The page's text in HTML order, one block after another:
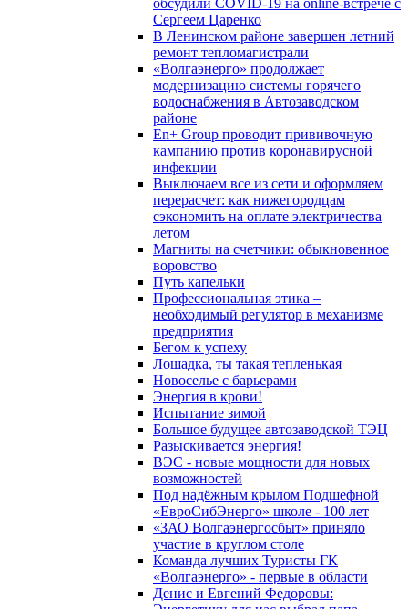
обсудили COVID-19 на online-встрече с
Сергеем Царенко
В Ленинском районе завершен летний
ремонт тепломагистрали
«Волгаэнерго» продолжает
модернизацию системы горячего
водоснабжения в Автозаводском
районе
En+ Group проводит прививочную
кампанию против коронавирусной
инфекции
Выключаем все из сети и оформляем
перерасчет: как нижегородцам
сэкономить на оплате электричества
летом
Магниты на счетчики: обыкновенное
воровство
Путь капельки
Профессиональная этика –
необходимый регулятор в механизме
предприятия
Бегом к успеху
Лошадка, ты такая тепленькая
Новоселье с барьерами
Энергия в крови!
Испытание зимой
Большое будущее автозаводской ТЭЦ
Разыскивается энергия!
ВЭС - новые мощности для новых
возможностей
Под надёжным крылом Подшефной
«ЕвроСибЭнерго» школе - 100 лет
«ЗАО Волгаэнергосбыт» приняло
участие в круглом столе
Команда лучших Туристы ГК
«Волгаэнерго» - первые в области
Денис и Евгений Федоровы: